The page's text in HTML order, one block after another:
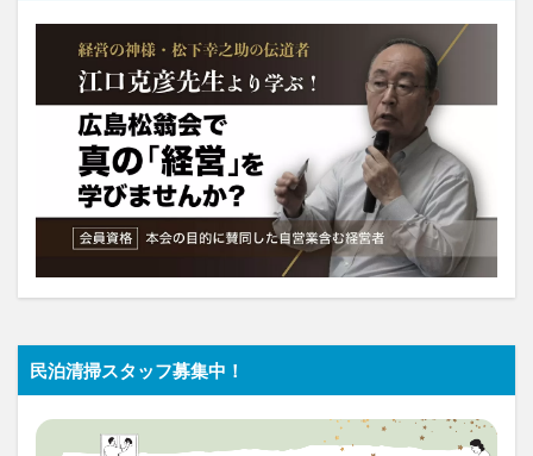
民泊清掃スタッフ募集中！